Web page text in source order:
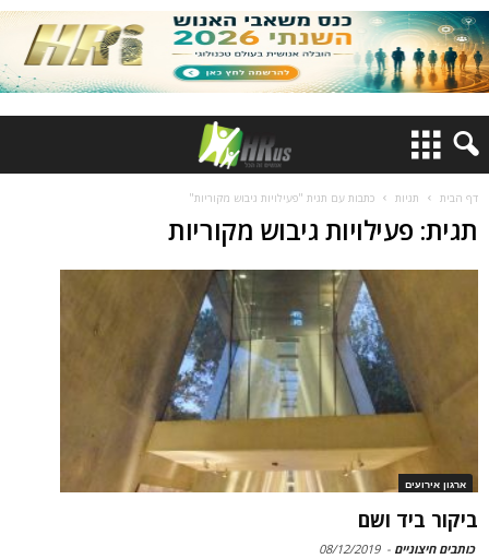
דף הבית תגיות כתבות עם תגית "פעילויות גיבוש מקוריות"
תגית: פעילויות גיבוש מקוריות
ארגון אירועים
ביקור ביד ושם
כותבים חיצוניים -
08/12/2019